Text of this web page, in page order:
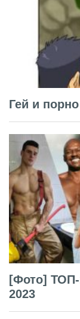
Гей и порно
[Фото] ТОП-
2023